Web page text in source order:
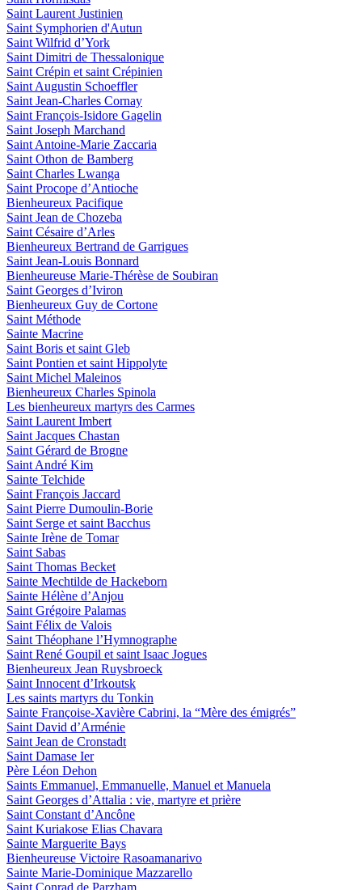
Saint Laurent Justinien
Saint Symphorien d'Autun
Saint Wilfrid d’York
Saint Dimitri de Thessalonique
Saint Crépin et saint Crépinien
Saint Augustin Schoeffler
Saint Jean-Charles Cornay
Saint François-Isidore Gagelin
Saint Joseph Marchand
Saint Antoine-Marie Zaccaria
Saint Othon de Bamberg
Saint Charles Lwanga
Saint Procope d’Antioche
Bienheureux Pacifique
Saint Jean de Chozeba
Saint Césaire d’Arles
Bienheureux Bertrand de Garrigues
Saint Jean-Louis Bonnard
Bienheureuse Marie-Thérèse de Soubiran
Saint Georges d’Iviron
Bienheureux Guy de Cortone
Saint Méthode
Sainte Macrine
Saint Boris et saint Gleb
Saint Pontien et saint Hippolyte
Saint Michel Maleinos
Bienheureux Charles Spinola
Les bienheureux martyrs des Carmes
Saint Laurent Imbert
Saint Jacques Chastan
Saint Gérard de Brogne
Saint André Kim
Sainte Telchide
Saint François Jaccard
Saint Pierre Dumoulin-Borie
Saint Serge et saint Bacchus
Sainte Irène de Tomar
Saint Sabas
Saint Thomas Becket
Sainte Mechtilde de Hackeborn
Sainte Hélène d’Anjou
Saint Grégoire Palamas
Saint Félix de Valois
Saint Théophane l’Hymnographe
Saint René Goupil et saint Isaac Jogues
Bienheureux Jean Ruysbroeck
Saint Innocent d’Irkoutsk
Les saints martyrs du Tonkin
Sainte Françoise-Xavière Cabrini, la “Mère des émigrés”
Saint David d’Arménie
Saint Jean de Cronstadt
Saint Damase Ier
Père Léon Dehon
Saints Emmanuel, Emmanuelle, Manuel et Manuela
Saint Georges d’Attalia : vie, martyre et prière
Saint Constant d’Ancône
Saint Kuriakose Elias Chavara
Sainte Marguerite Bays
Bienheureuse Victoire Rasoamanarivo
Sainte Marie-Dominique Mazzarello
Saint Conrad de Parzham